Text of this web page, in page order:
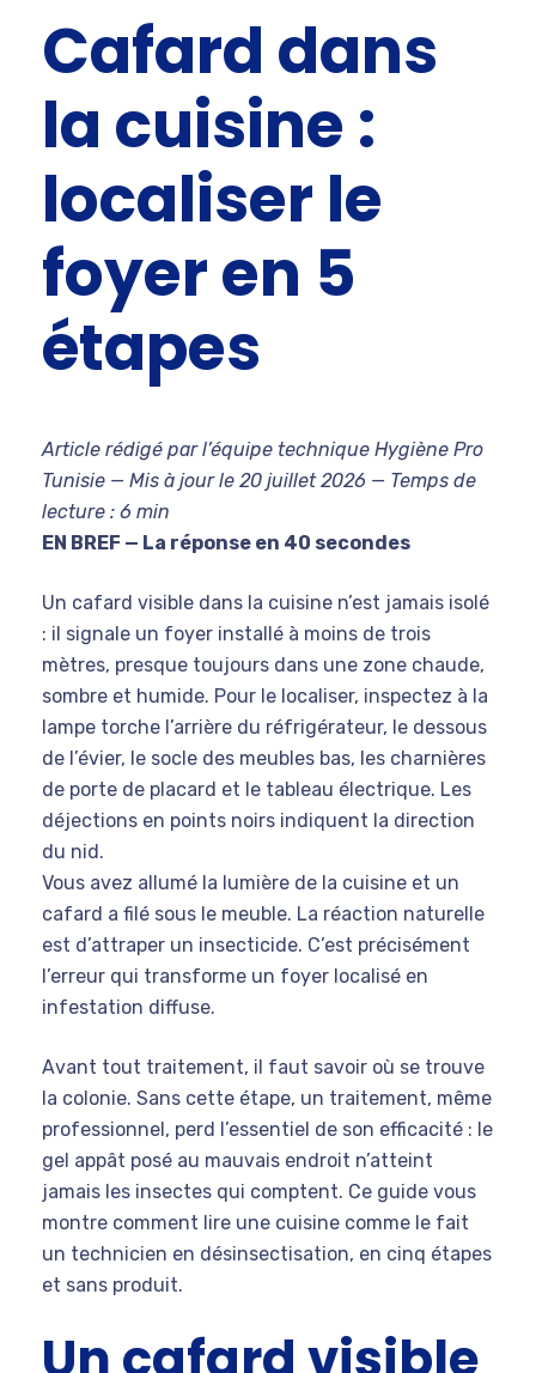
Cafard dans
la cuisine :
localiser le
foyer en 5
étapes
Article rédigé par l’équipe technique Hygiène Pro
Tunisie — Mis à jour le 20 juillet 2026 — Temps de
lecture : 6 min
EN BREF — La réponse en 40 secondes
Un cafard visible dans la cuisine n’est jamais isolé
: il signale un foyer installé à moins de trois
mètres, presque toujours dans une zone chaude,
sombre et humide. Pour le localiser, inspectez à la
lampe torche l’arrière du réfrigérateur, le dessous
de l’évier, le socle des meubles bas, les charnières
de porte de placard et le tableau électrique. Les
déjections en points noirs indiquent la direction
du nid.
Vous avez allumé la lumière de la cuisine et un
cafard a filé sous le meuble. La réaction naturelle
est d’attraper un insecticide. C’est précisément
l’erreur qui transforme un foyer localisé en
infestation diffuse.
Avant tout traitement, il faut savoir où se trouve
la colonie. Sans cette étape, un traitement, même
professionnel, perd l’essentiel de son efficacité : le
gel appât posé au mauvais endroit n’atteint
jamais les insectes qui comptent. Ce guide vous
montre comment lire une cuisine comme le fait
un technicien en désinsectisation, en cinq étapes
et sans produit.